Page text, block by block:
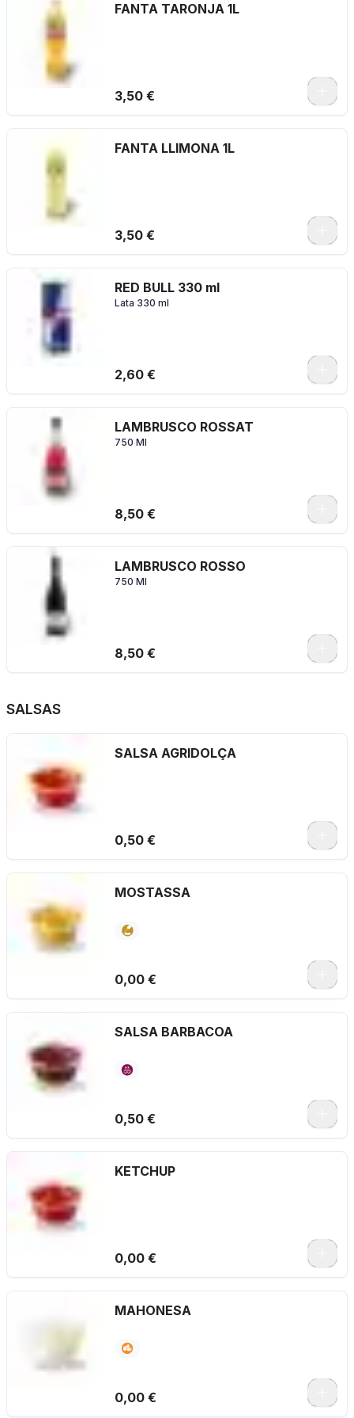
FANTA TARONJA 1L
3,50 €
FANTA LLIMONA 1L
3,50 €
RED BULL 330 ml
Lata 330 ml
2,60 €
LAMBRUSCO ROSSAT
750 Ml
8,50 €
LAMBRUSCO ROSSO
750 Ml
8,50 €
SALSAS
SALSA AGRIDOLÇA
0,50 €
MOSTASSA
0,00 €
SALSA BARBACOA
0,50 €
KETCHUP
0,00 €
MAHONESA
0,00 €